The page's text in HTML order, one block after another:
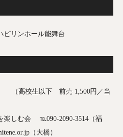
リンホール能舞台
（高校生以下 前売 1,500円／当
楽しむ会 ℡090-2090-3514（福
（大橋）